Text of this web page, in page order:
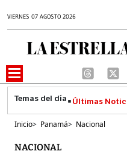
VIERNES 07 AGOSTO 2026
Últimas
Inicio> Panamá> Nacional
NACIONAL